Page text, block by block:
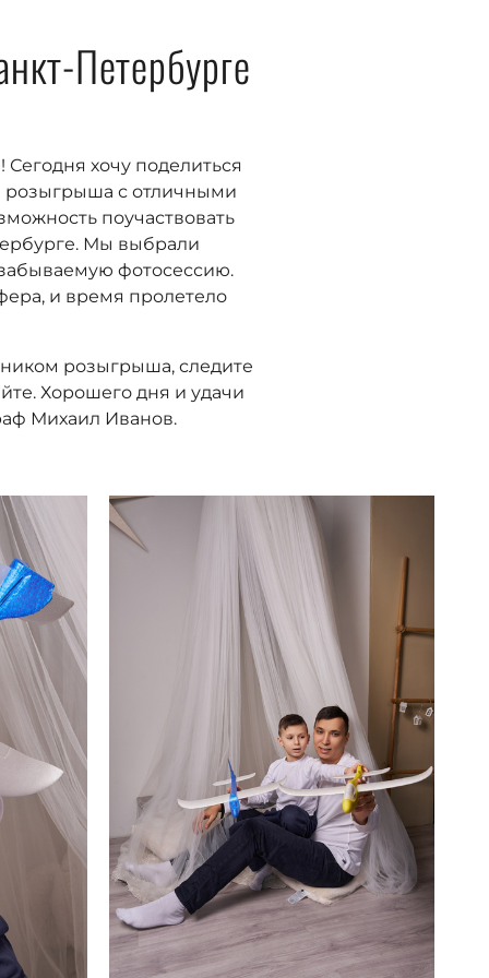
Петербурге
хочу поделиться
розыгрыша с отличными
поучаствовать
Мы выбрали
фотосессию.
и время пролетело
розыгрыша, следите
Хорошего дня и удачи
Михаил Иванов.